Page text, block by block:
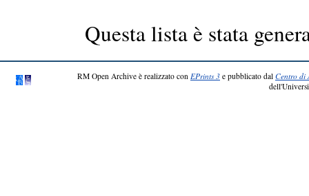
Questa lista è stata
RM Open Archive è realizzato con EPrints 3 e pubblicato dal Centro di